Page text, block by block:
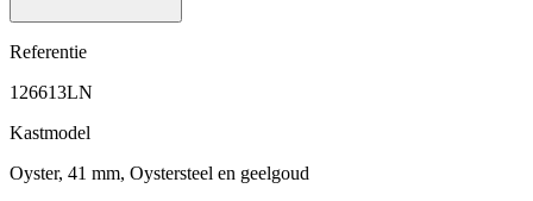
Referentie
126613LN
Kastmodel
Oyster, 41 mm, Oystersteel en geelgoud